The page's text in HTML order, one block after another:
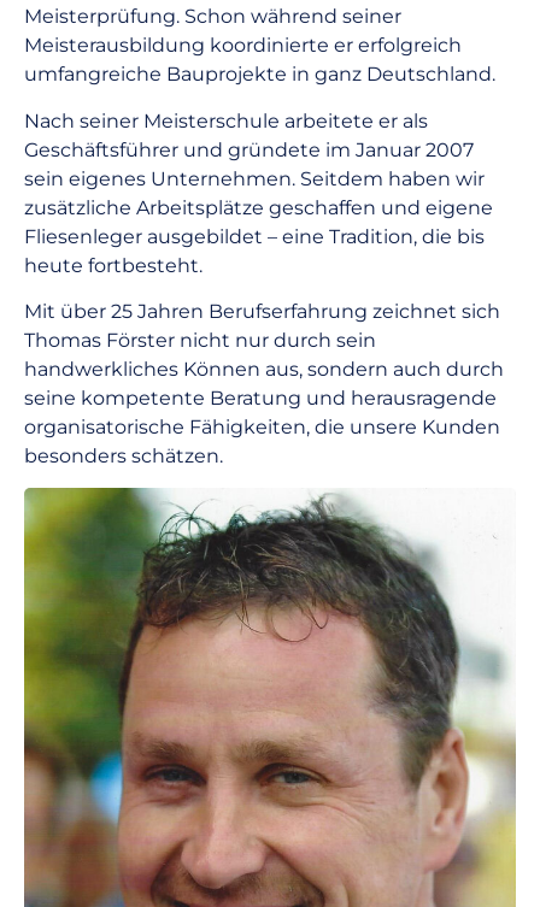
Meisterprüfung. Schon während seiner
Meisterausbildung koordinierte er erfolgreich
umfangreiche Bauprojekte in ganz Deutschland.
Nach seiner Meisterschule arbeitete er als
Geschäftsführer und gründete im Januar 2007
sein eigenes Unternehmen. Seitdem haben wir
zusätzliche Arbeitsplätze geschaffen und eigene
Fliesenleger ausgebildet – eine Tradition, die bis
heute fortbesteht.
Mit über 25 Jahren Berufserfahrung zeichnet sich
Thomas Förster nicht nur durch sein
handwerkliches Können aus, sondern auch durch
seine kompetente Beratung und herausragende
organisatorische Fähigkeiten, die unsere Kunden
besonders schätzen.